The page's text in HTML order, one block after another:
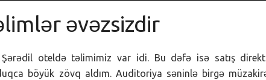
əvəzsizdir
oteldə təlimimiz var idi. Bu dəfə isə satış
böyük zövq aldım. Auditoriya səninlə birgə